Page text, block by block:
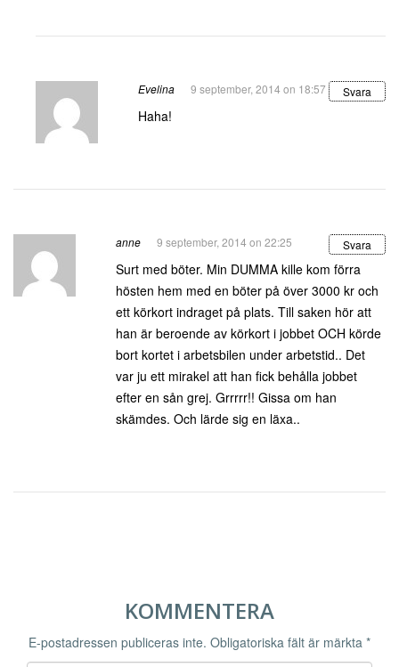
Evelina 9 september, 2014 on 18:57 Svara
Haha!
anne 9 september, 2014 on 22:25 Svara
Surt med böter. Min DUMMA kille kom förra
hösten hem med en böter på över 3000 kr och
ett körkort indraget på plats. Till saken hör att
han är beroende av körkort i jobbet OCH körde
bort kortet i arbetsbilen under arbetstid.. Det
var ju ett mirakel att han fick behålla jobbet
efter en sån grej. Grrrrr!! Gissa om han
skämdes. Och lärde sig en läxa..
KOMMENTERA
E-postadressen publiceras inte. Obligatoriska fält är märkta *